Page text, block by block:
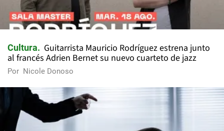
Cultura
Guitarrista Mauricio Rodríguez estrena junto
al francés Adrien Bernet su nuevo cuarteto de jazz
Por Nicole Donoso